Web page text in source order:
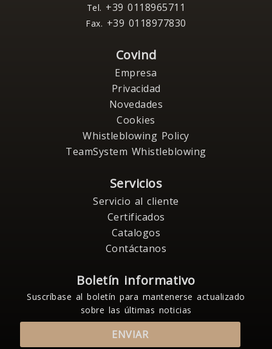
Tel. +39 0118965711
Fax. +39 0118977830
Covind
Empresa
Privacidad
Novedades
Cookies
Whistleblowing Policy
TeamSystem Whistleblowing
Servicios
Servicio al cliente
Certificados
Catalogos
Contáctanos
Boletín informativo
Suscríbase al boletín para mantenerse actualizado
sobre las últimas noticias
ENVIAR